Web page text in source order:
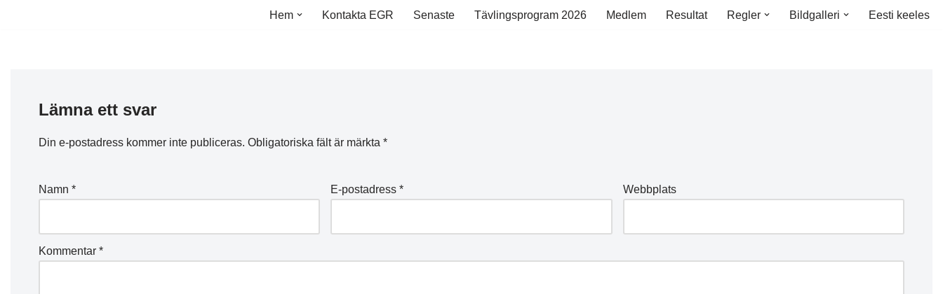
Hem Kontakta EGR Senaste Tävlingsprogram 2026 Medlem Resultat Regler Bildgalleri Eesti keeles
Lämna ett svar
Din e-postadress kommer inte publiceras. Obligatoriska fält är märkta *
Namn * E-postadress* Webbplats
Kommentar *